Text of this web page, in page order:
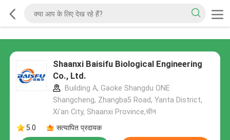
Shaanxi Baisifu Biological Engineering
Co., Ltd.
Building A, Gaoke Shangdu ONE
Shangcheng, Zhangba5 Road, Yanta District,
Xi'an City, Shaanxi Province,चीन
5.0
सत्यापित प्रदायक